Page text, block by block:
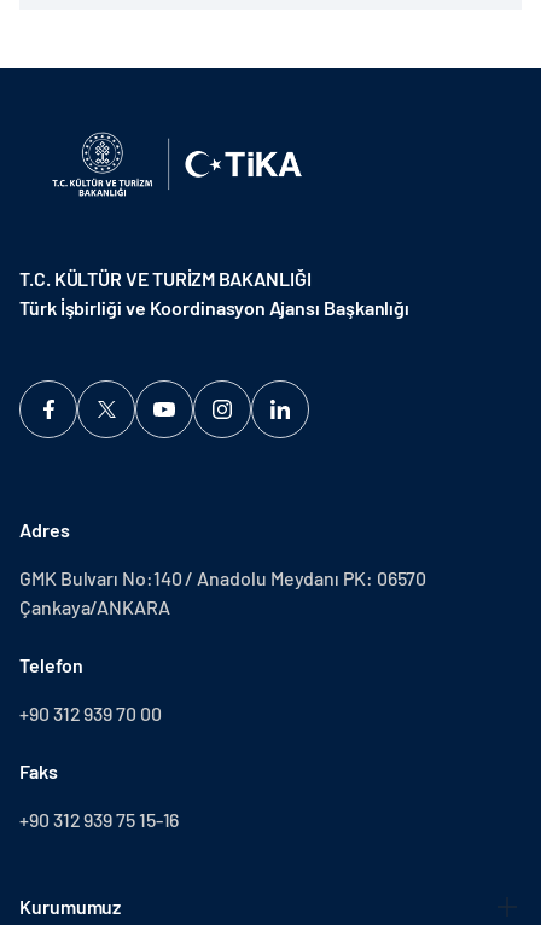
T.C. KÜLTÜR VE TURİZM BAKANLIĞI
Türk İşbirliği ve Koordinasyon Ajansı Başkanlığı
Adres
GMK Bulvarı No:140 / Anadolu Meydanı PK: 06570
Çankaya/ANKARA
Telefon
+90 312 939 70 00
Faks
+90 312 939 75 15-16
Kurumumuz